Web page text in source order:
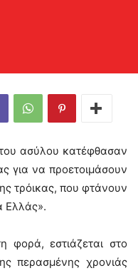
ασύλου κατέφθασαν
για να προετοιμάσουν
τρόικας, που φτάνουν
Ελλάς».
φορά, εστιάζεται στο
περασμένης χρονιάς